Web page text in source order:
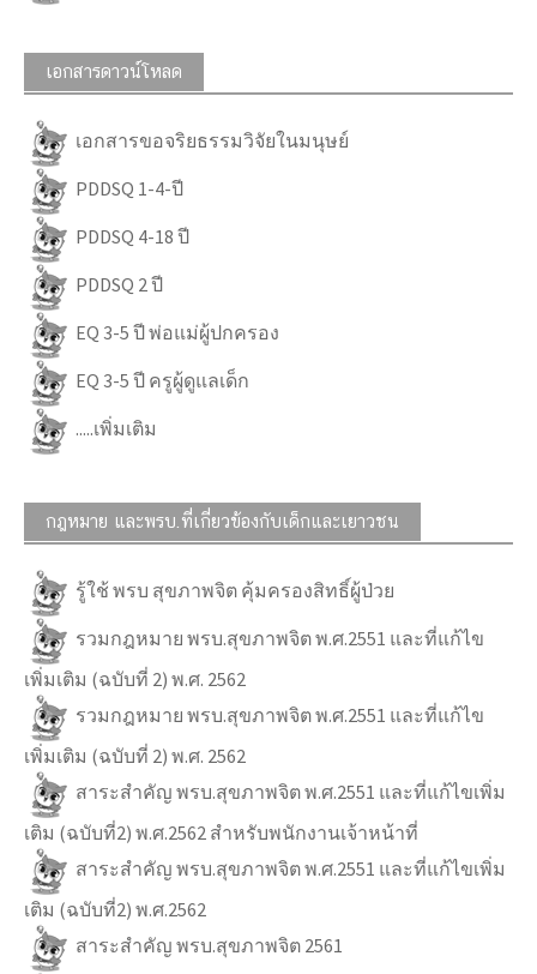
เอกสารดาวน์โหลด
เอกสารขอจริยธรรมวิจัยในมนุษย์
PDDSQ 1-4-ปี
PDDSQ 4-18 ปี
PDDSQ 2 ปี
EQ 3-5 ปี พ่อแม่ผู้ปกครอง
EQ 3-5 ปี ครูผู้ดูแลเด็ก
.....เพิ่มเติม
กฎหมาย และพรบ.ที่เกี่ยวข้องกับเด็กและเยาวชน
รู้ใช้ พรบ สุขภาพจิต คุ้มครองสิทธิ์ผู้ป่วย
รวมกฎหมาย พรบ.สุขภาพจิต พ.ศ.2551 และที่แก้ไข
เพิ่มเติม (ฉบับที่ 2) พ.ศ. 2562
รวมกฎหมาย พรบ.สุขภาพจิต พ.ศ.2551 และที่แก้ไข
เพิ่มเติม (ฉบับที่ 2) พ.ศ. 2562
สาระสำคัญ พรบ.สุขภาพจิต พ.ศ.2551 และที่แก้ไขเพิ่ม
เติม (ฉบับที่2) พ.ศ.2562 สำหรับพนักงานเจ้าหน้าที่
สาระสำคัญ พรบ.สุขภาพจิต พ.ศ.2551 และที่แก้ไขเพิ่ม
เติม (ฉบับที่2) พ.ศ.2562
สาระสำคัญ พรบ.สุขภาพจิต 2561